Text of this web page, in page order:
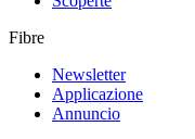
Fibre
Newsletter
Applicazione
Annuncio